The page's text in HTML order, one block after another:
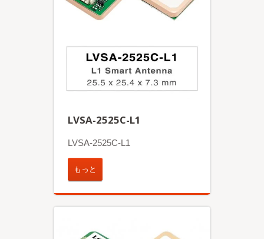
LVSA-2525C-L1
LVSA-2525C-L1
もっと